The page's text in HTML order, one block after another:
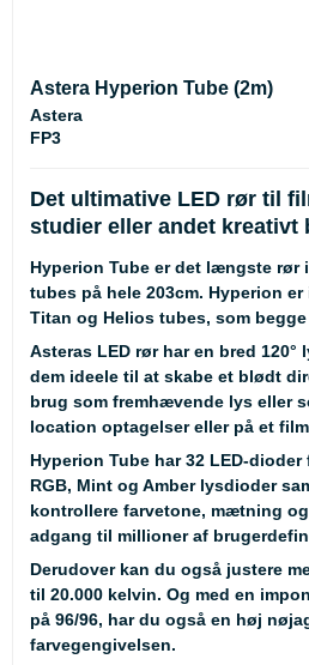
Astera Hyperion Tube (2m)
Astera
FP3
Det ultimative LED rør til
studier eller andet kreativt
Hyperion Tube er det længste rør
tubes på hele 203cm. Hyperion
Titan og Helios tubes, som
Asteras LED rør har en bred
dem ideele til at skabe et blødt
brug som fremhævende lys eller
location optagelser eller på et
Hyperion Tube har 32 LED-
RGB, Mint og Amber lysdioder
kontrollere farvetone, mætning
adgang til millioner af
Derudover kan du også justere
til 20.000 kelvin. Og med en
på 96/96, har du også en høj
farvegengivelsen.